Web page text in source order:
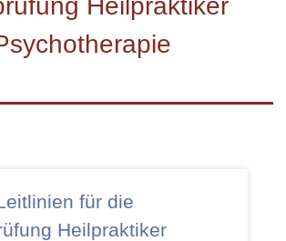
Heilpraktiker
für die
Heilpraktiker